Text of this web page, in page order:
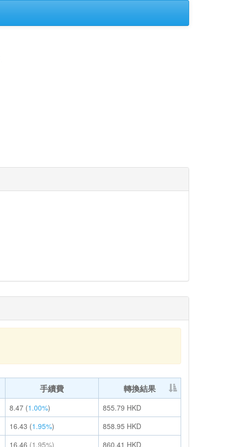
手續費 轉換結果
8.47 (1.00%) 855.79 HKD
16.43 (1.95%) 858.95 HKD
16.46 (1.95%) 860.41 HKD